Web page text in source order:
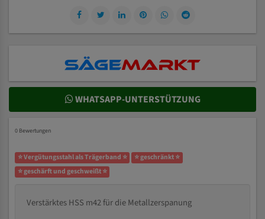
WHATSAPP-UNTERSTÜTZUNG
0 Bewertungen
⭐ Vergütungsstahl als Trägerband ⭐
⭐ geschränkt ⭐
⭐ geschärft und geschweißt ⭐
Verstärktes HSS m42 für die Metallzerspanung